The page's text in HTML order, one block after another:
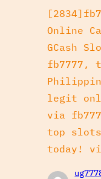
Online
GCash
fb7777,
legit
via
top
today!